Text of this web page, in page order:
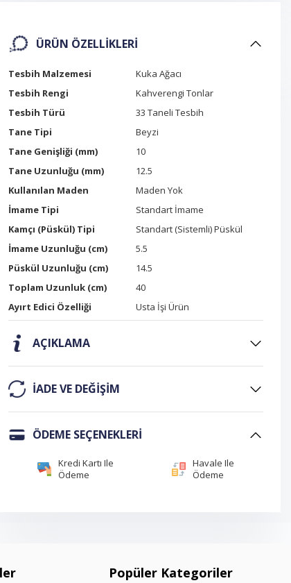
ÜRÜN ÖZELLIKLERI
Tesbih Malzemesi
Kuka Ağacı
Tesbih Rengi
Kahverengi Tonlar
Tesbih Türü
33 Taneli Tesbih
Tane Tipi
Beyzi
Tane Genişliği (mm)
10
Tane Uzunluğu (mm)
12.5
Kullanılan Maden
Maden Yok
İmame Tipi
Standart İmame
Kamçı (Püskül) Tipi
Standart (Sistemli) Püskül
İmame Uzunluğu (cm)
5.5
Püskül Uzunluğu (cm)
14.5
Toplam Uzunluk (cm)
40
Ayırt Edici Özelliği
Usta İşi Ürün
AÇIKLAMA
IADE VE DEĞIŞIM
ÖDEME SEÇENEKLERI
Kredi Kartı Ile
Ödeme
Havale Ile
Ödeme
Popüler Kategoriler